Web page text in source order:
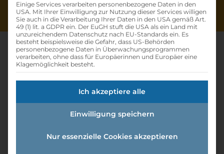
Lehrling Im Einzelhandel (w
/m /d)
Offene Lehrstellen»Lehrling im
Einige Services verarbeiten personenbezogene Daten in den
USA. Mit Ihrer Einwilligung zur Nutzung dieser Services willigen
Sie auch in die Verarbeitung Ihrer Daten in den USA gemäß Art.
49 (1) lit. a GDPR ein. Der EuGH stuft die USA als ein Land mit
unzureichendem Datenschutz nach EU-Standards ein. Es
besteht beispielsweise die Gefahr, dass US-Behörden
personenbezogene Daten in Überwachungsprogrammen
verarbeiten, ohne dass für Europäerinnen und Europäer eine
Klagemöglichkeit besteht.
Ich akzeptiere alle
Einwilligung speichern
Nur essenzielle Cookies akzeptieren